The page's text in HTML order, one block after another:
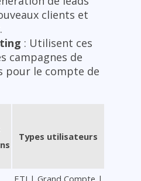
clients et
: Utilisent ces
campagnes de
pour le compte de
Types utilisateurs
ETI | Grand Compte |